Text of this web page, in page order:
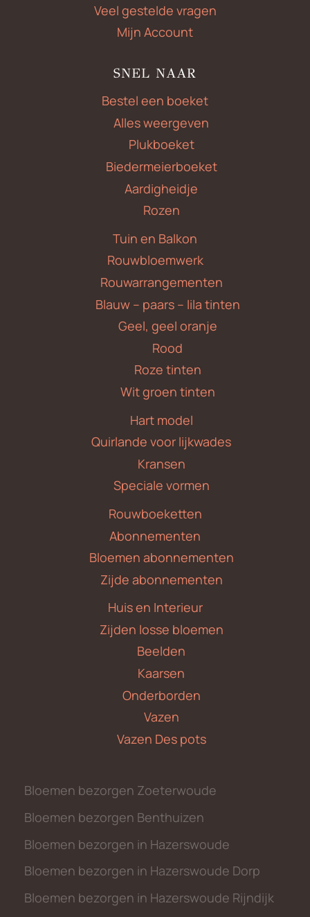
Veel gestelde vragen
Mijn Account
SNEL NAAR
Bestel een boeket
Alles weergeven
Plukboeket
Biedermeierboeket
Aardigheidje
Rozen
Tuin en Balkon
Rouwbloemwerk
Rouwarrangementen
Blauw – paars – lila tinten
Geel, geel oranje
Rood
Roze tinten
Wit groen tinten
Hart model
Quirlande voor lijkwades
Kransen
Speciale vormen
Rouwboeketten
Abonnementen
Bloemen abonnementen
Zijde abonnementen
Huis en Interieur
Zijden losse bloemen
Beelden
Kaarsen
Onderborden
Vazen
Vazen Des pots
Bloemen bezorgen Zoeterwoude
Bloemen bezorgen Benthuizen
Bloemen bezorgen in Hazerswoude
Bloemen bezorgen in Hazerswoude Dorp
Bloemen bezorgen in Hazerswoude Rijndijk